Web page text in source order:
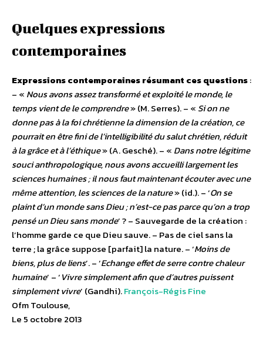
Quelques expressions
contemporaines
Expressions contemporaines résumant ces questions:
– « Nous avons assez transformé et exploité le monde, le
temps vient de le comprendre» (M. Serres). – « Si on ne
donne pas à la foi chrétienne la dimension de la création, ce
pourrait en être fini de l’intelligibilité du salut chrétien, réduit
à la grâce et à l’éthique» (A. Gesché). – « Dans notre légitime
souci anthropologique, nous avons accueilli largement les
sciences humaines ; il nous faut maintenant écouter avec une
même attention, les sciences de la nature» (id.). – ‘On se
plaint d’un monde sans Dieu ; n’est-ce pas parce qu’on a trop
pensé un Dieu sans monde’ ? – Sauvegarde de la création :
l’homme garde ce que Dieu sauve. – Pas de ciel sans la
terre ; la grâce suppose [parfait] la nature. – ‘Moins de
biens, plus de liens’. – ‘Echange effet de serre contre chaleur
humaine’ – ‘Vivre simplement afin que d’autres puissent
simplement vivre’ (Gandhi).François-Régis Fine
Ofm Toulouse,
Le 5 octobre 2013